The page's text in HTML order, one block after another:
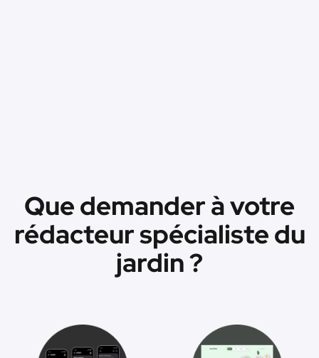
Que demander à votre
rédacteur spécialiste du
jardin ?